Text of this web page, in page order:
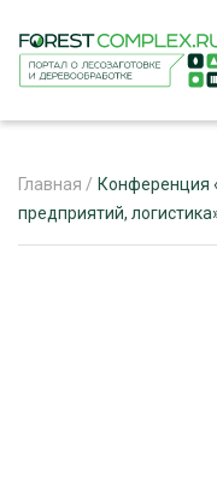
Главная / Конференция
предприятий,